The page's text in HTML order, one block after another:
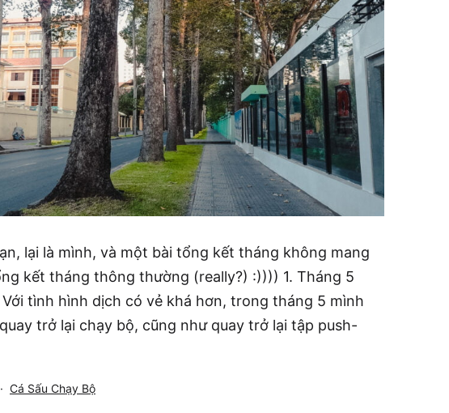
lại là mình, và một bài tổng kết tháng không mang
kết tháng thông thường (really?) :)))) 1. Tháng 5
tình hình dịch có vẻ khá hơn, trong tháng 5 mình
trở lại chạy bộ, cũng như quay trở lại tập push-
Categorized
Cá Sấu Chạy Bộ